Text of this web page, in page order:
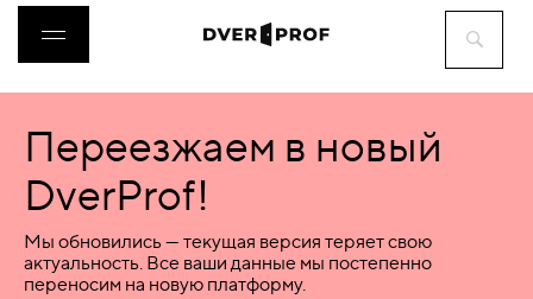
ДВЕРИ
ФУРНИТУРА
ВОРОТА
Переезжаем в новый
DverProf!
Мы обновились — текущая версия теряет свою
актуальность. Все ваши данные мы постепенно
переносим на новую платформу.